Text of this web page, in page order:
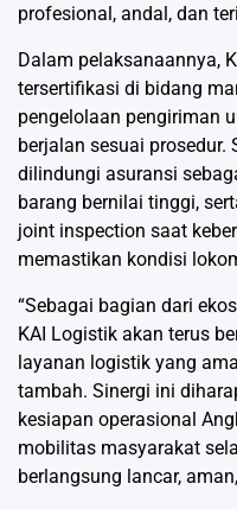
profesional, andal, dan
Dalam pelaksanaannya,
tersertifikasi di bidang
pengelolaan pengiriman
berjalan sesuai prosedur.
dilindungi asuransi
barang bernilai tinggi,
joint inspection saat
memastikan kondisi
“Sebagai bagian dari
KAI Logistik akan terus
layanan logistik yang
tambah. Sinergi ini
kesiapan operasional
mobilitas masyarakat
berlangsung lancar,